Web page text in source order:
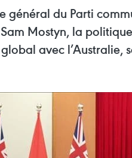
général du Parti
Mostyn, la
avec l’Australie,